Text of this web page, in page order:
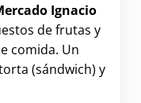
Ignacio
de frutas y
comida. Un
(sándwich) y